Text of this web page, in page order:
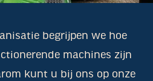
begrijpen we hoe
machines zijn
kunt u bij ons op onze